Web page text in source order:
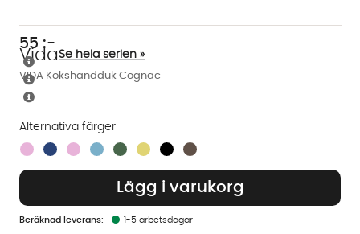
VIDA Kökshandduk Cognac
Vida Se hela serien »
55 :-
Lägg i varukorg
1-5 arbetsdagar
Alternativa färger
Finns även i dessa färger: